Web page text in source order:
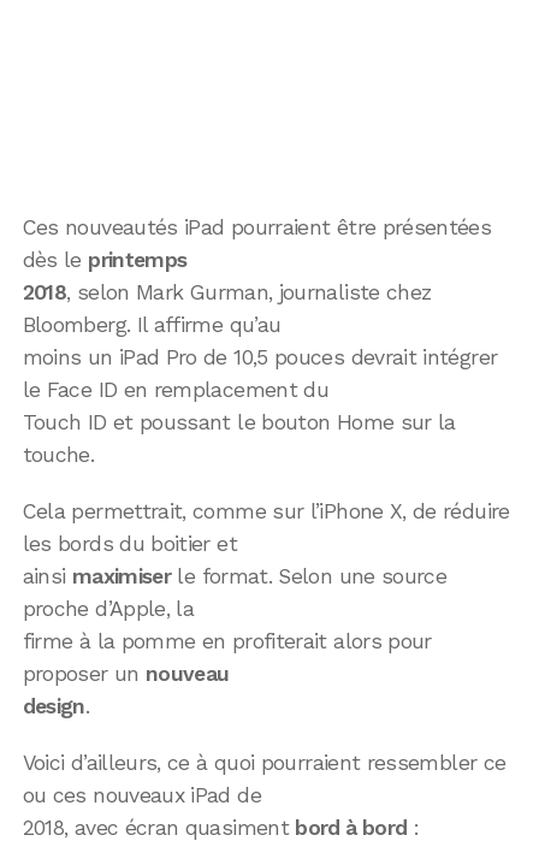
Ces nouveautés iPad pourraient être présentées
dès le printemps
2018, selon Mark Gurman, journaliste chez
Bloomberg. Il affirme qu’au
moins un iPad Pro de 10,5 pouces devrait intégrer
le Face ID en remplacement du
Touch ID et poussant le bouton Home sur la
touche.
Cela permettrait, comme sur l’iPhone X, de réduire
les bords du boitier et
ainsi maximiserle format. Selon une source
proche d’Apple, la
firme à la pomme en profiterait alors pour
proposer un nouveau
design.
Voici d’ailleurs, ce à quoi pourraient ressembler ce
ou ces nouveaux iPad de
2018, avec écran quasiment bord à bord :